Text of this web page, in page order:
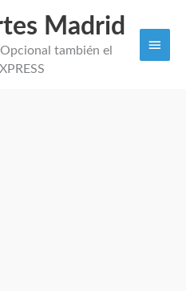
Madrid
también el